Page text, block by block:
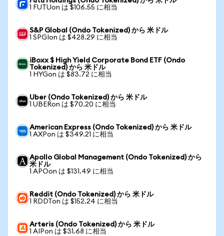
1 FUTUon は $106.55 に相当
S&P Global (Ondo Tokenized) から 米ドル
1 SPGIon は $428.29 に相当
iBoxx $ High Yield Corporate Bond ETF (Ondo
Tokenized) から 米ドル
1 HYGon は $83.72 に相当
Uber (Ondo Tokenized) から 米ドル
1 UBERon は $70.20 に相当
American Express (Ondo Tokenized) から 米ドル
1 AXPon は $349.21 に相当
Apollo Global Management (Ondo Tokenized) から
米ドル
1 APOon は $131.49 に相当
Reddit (Ondo Tokenized) から 米ドル
1 RDDTon は $152.24 に相当
Arteris (Ondo Tokenized) から 米ドル
1 AIPon は $31.68 に相当